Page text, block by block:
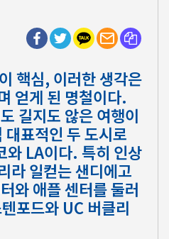
핵심, 이러한 생각은
얻게 된 명철이다.
길지도 않은 여행이
표적인 두 도시로
와 LA이다. 특히 인상
라 일컫는 샌디에고
와 애플 센터를 둘러
포드와 UC 버클리